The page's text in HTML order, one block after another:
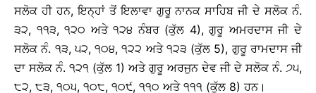
ਸਲੋਕ ਹੀ ਹਨ, ਇਨ੍ਹਾਂ ਤੋਂ ਇਲਾਵਾ ਗੁਰੂ ਨਾਨਕ ਸਾਹਿਬ ਜੀ ਦੇ ਸਲੋਕ ਨੰ.
੩੨, ੧੧੩, ੧੨੦ ਅਤੇ ੧੨੪ ਨੰਬਰ (ਕੁੱਲ 4), ਗੁਰੂ ਅਮਰਦਾਸ ਜੀ ਦੇ
ਸਲੋਕ ਨੰ. ੧੩, ੫੨, ੧੦੪, ੧੨੨ ਅਤੇ ੧੨੩ (ਕੁੱਲ 5), ਗੁਰੂ ਰਾਮਦਾਸ ਜੀ
ਦਾ ਸਲੋਕ ਨੰ. ੧੨੧ (ਕੁੱਲ 1) ਅਤੇ ਗੁਰੂ ਅਰਜੁਨ ਦੇਵ ਜੀ ਦੇ ਸਲੋਕ ਨੰ. ੭੫,
੮੨, ੮੩, ੧੦੫, ੧੦੮, ੧੦੯, ੧੧੦ ਅਤੇ ੧੧੧ (ਕੁੱਲ 8) ਹਨ।